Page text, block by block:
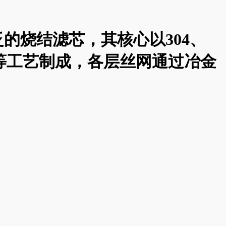
烧结滤芯，其核心以304、
艺制成，各层丝网通过冶金